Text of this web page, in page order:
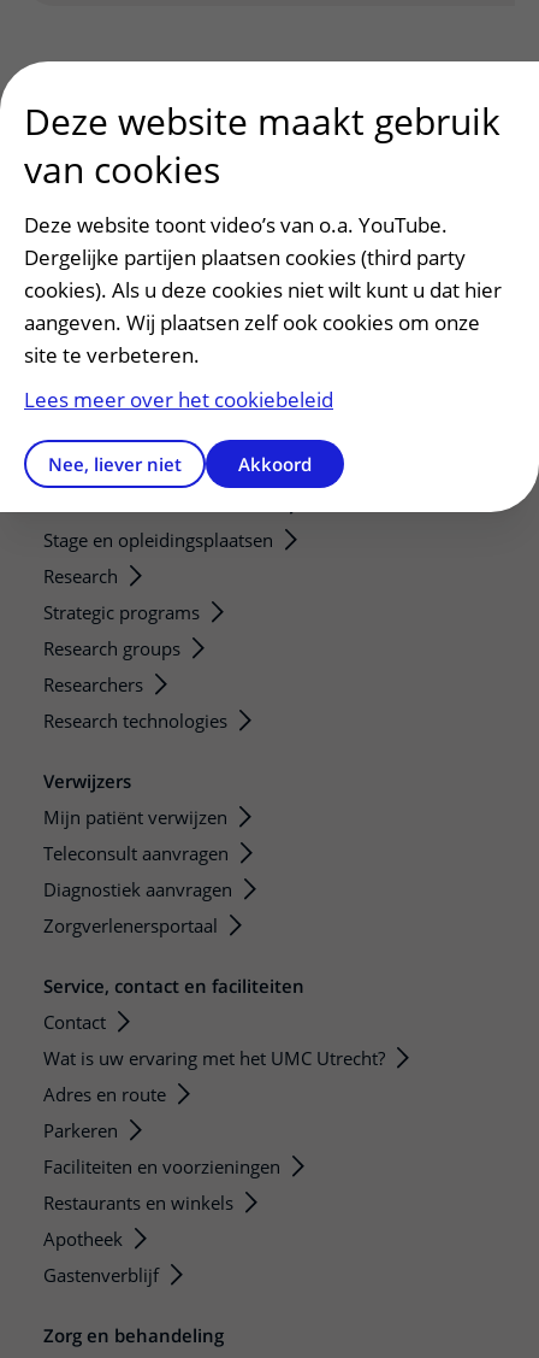
Patiënt en bezoek
Afspraak maken of wijzigen
Voorbereiden op uw afspraak
Wijzigen patiëntgegevens
Opvragen kopie dossier
Onze opleidingen
Stage en opleidingsplaatsen
Research
Strategic programs
Research groups
Researchers
Research technologies
Verwijzers
Mijn patiënt verwijzen
Teleconsult aanvragen
Diagnostiek aanvragen
Zorgverlenersportaal
Service, contact en faciliteiten
Contact
Wat is uw ervaring met het UMC Utrecht?
Adres en route
Parkeren
Faciliteiten en voorzieningen
Restaurants en winkels
Apotheek
Gastenverblijf
Zorg en behandeling
Deze website maakt gebruik
van cookies
Deze website toont video’s van o.a. YouTube.
Dergelijke partijen plaatsen cookies (third party
cookies). Als u deze cookies niet wilt kunt u dat hier
aangeven. Wij plaatsen zelf ook cookies om onze
site te verbeteren.
Lees meer over het cookiebeleid
Nee, liever niet Akkoord